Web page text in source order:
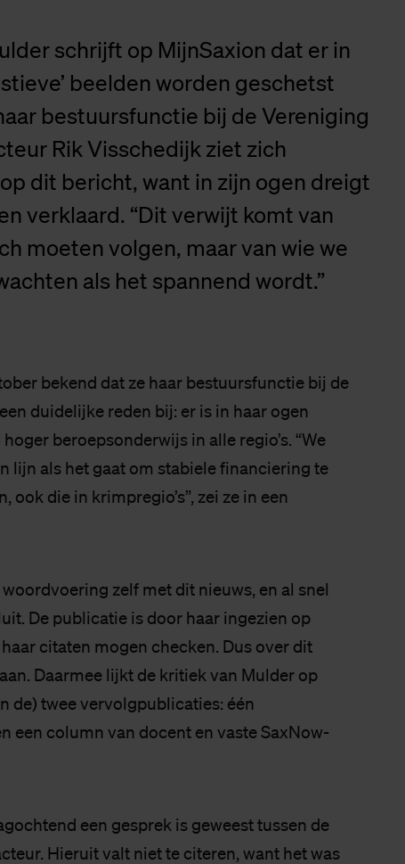
schrijft op MijnSaxion dat er in
beelden worden geschetst
bestuursfunctie bij de Vereniging
Rik Visschedijk ziet zich
dit bericht, want in zijn ogen dreigt
verklaard. “Dit verwijt komt van
moeten volgen, maar van wie we
als het spannend wordt.”
bekend dat ze haar bestuursfunctie bij de
duidelijke reden bij: er is in haar ogen
beroepsonderwijs in alle regio’s. “We
lijn als het gaat om stabiele financiering te
die in krimpregio’s”, zei ze in een
zelf met dit nieuws, en al snel
De publicatie is door haar ingezien op
citaten mogen checken. Dus over dit
Daarmee lijkt de kritiek van Mulder op
de) twee vervolgpublicaties: één
een column van docent en vaste SaxNow-
een gesprek is geweest tussen de
Hieruit valt niet te citeren, want het was